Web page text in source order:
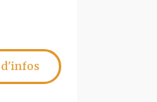
d'infos